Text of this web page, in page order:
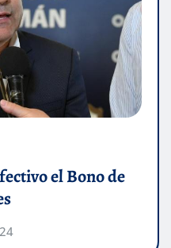
el Bono de